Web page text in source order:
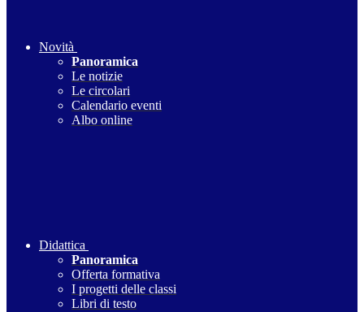
Novità
Panoramica
Le notizie
Le circolari
Calendario eventi
Albo online
Didattica
Panoramica
Offerta formativa
I progetti delle classi
Libri di testo